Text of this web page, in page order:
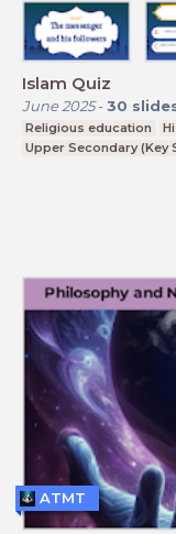
Islam Quiz
June 2025- 30
Religious education
Upper Secondary (Key
ATMT